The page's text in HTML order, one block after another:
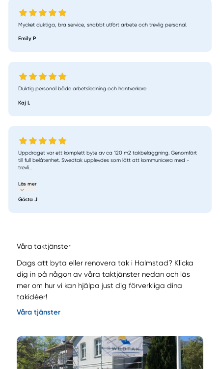
Mycket duktiga, bra service, snabbt utfört arbete och trevlig personal.
Emily P
Duktig personal både arbetsledning och hantverkare
Kaj L
Uppdraget var ett komplett byte av ca 120 m2 takbeläggning. Genomfört
till full belåtenhet. Swedtak upplevdes som lätt att kommunicera med -
trevli...
Läs mer
Gösta J
Våra taktjänster
Dags att byta eller renovera tak i Halmstad? Klicka
dig in på någon av våra taktjänster nedan och läs
mer om hur vi kan hjälpa just dig förverkliga dina
takidéer!
Våra tjänster